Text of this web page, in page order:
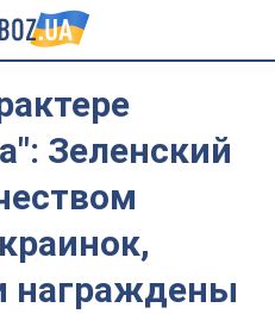
Зеленский
награждены